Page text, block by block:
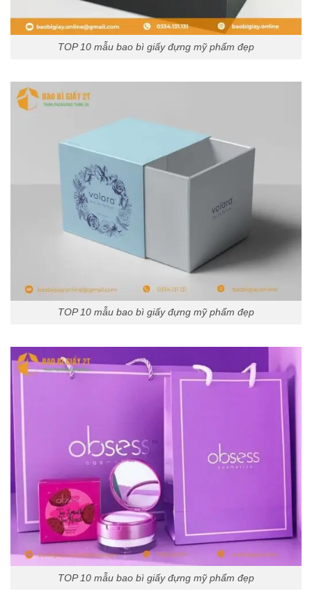
TOP 10 mẫu bao bì giấy đựng mỹ phẩm đẹp
TOP 10 mẫu bao bì giấy đựng mỹ phẩm đẹp
TOP 10 mẫu bao bì giấy đựng mỹ phẩm đẹp